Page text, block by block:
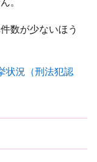
数が少ないほう
状況（刑法犯認